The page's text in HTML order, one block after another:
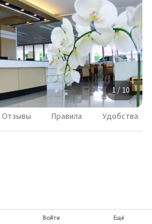
1 / 10
Отзывы Правила Удобства
Войти Ещё